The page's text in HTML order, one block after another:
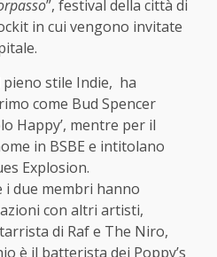
”, festival della città di
in cui vengono invitate
stile Indie, ha
come Bud Spencer
Happy’, mentre per il
in BSBE e intitolano
Explosion.
i due membri hanno
con altri artisti,
di Raf e The Niro,
è il batterista dei Poppy’s